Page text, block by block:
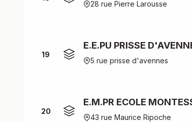
28 rue Pierre Larousse
19
E.E.PU PRISSE
5 rue prisse d'avennes
20
E.M.PR ECOLE
43 rue Maurice Ripoche